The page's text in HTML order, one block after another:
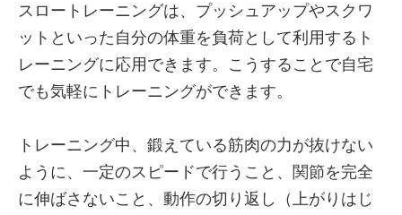
スロートレーニングは、プッシュアップやスクワ
ットといった自分の体重を負荷として利用するト
レーニングに応用できます。こうすることで自宅
でも気軽にトレーニングができます。
トレーニング中、鍛えている筋肉の力が抜けない
ように、一定のスピードで行うこと、関節を完全
に伸ばさないこと、動作の切り返し（上がりはじ